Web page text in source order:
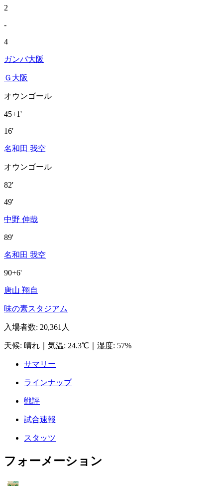
2
-
4
ガンバ大阪
Ｇ大阪
オウンゴール
45+1'
16'
名和田 我空
オウンゴール
82'
49'
中野 伸哉
89'
名和田 我空
90+6'
唐山 翔自
味の素スタジアム
入場者数: 20,361人
天候: 晴れ 気温: 24.3℃ 湿度: 57%
サマリー
ラインナップ
戦評
試合速報
スタッツ
フォーメーション